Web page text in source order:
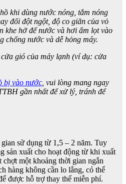
khi dùng nước nóng, tắm nóng
đổi đột ngột, độ co giãn của vỏ
khe hở để nước và hơi ẩm lọt vào
chống nước và dễ hỏng máy.
gió của máy lạnh (ví dụ: cửa
bị vào nước , vui lòng mang ngay
gần nhất để xử lý, tránh để
sử dụng từ 1,5 – 2 năm. Tuy
sản xuất cho hoạt động từ khi xuất
một khoảng thời gian ngắn
hàng không cần lo lắng, có thể
được hỗ trợ thay thế miễn phí.